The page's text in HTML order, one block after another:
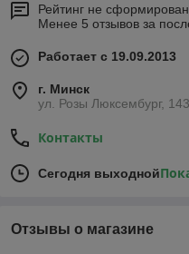
Рейтинг не сформирован
Менее 5 отзывов за
Работает с 19.09.2013
г. Минск
ул. Розы Люксембург,
Контакты
Сегодня выходной
Отзывы о магазине